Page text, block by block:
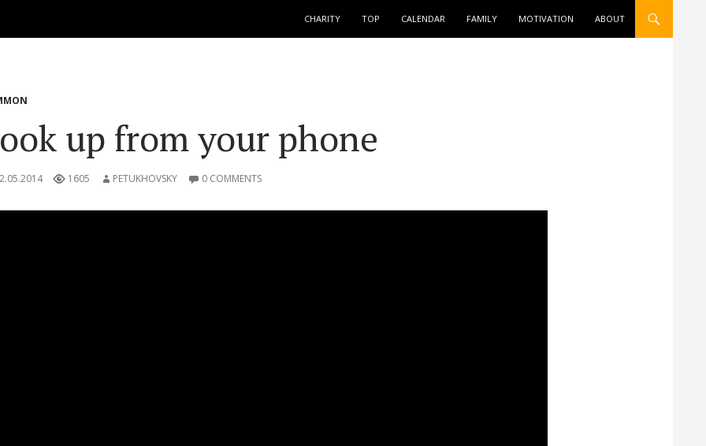
CHARITY
TOP CALENDAR FAMILY MOTIVATION ABOUT
up from your phone
1605 PETUKHOVSKY 0 COMMENTS